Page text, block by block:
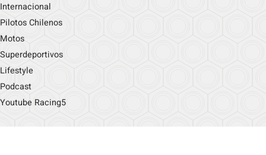
Internacional
Pilotos Chilenos
Motos
Superdeportivos
Lifestyle
Podcast
Youtube Racing5